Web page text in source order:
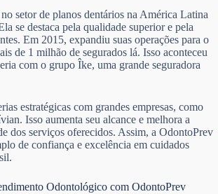
setor de planos dentários na América Latina
se destaca pela qualidade superior e pela
Em 2015, expandiu suas operações para o
de 1 milhão de segurados lá. Isso aconteceu
com o grupo Îke, uma grande seguradora
estratégicas com grandes empresas, como
Isso aumenta seu alcance e melhora a
dos serviços oferecidos. Assim, a OdontoPrev
de confiança e excelência em cuidados
Odontológico com OdontoPrev